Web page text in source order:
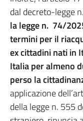
dal decreto-legge
la legge n. 74/
termini per il
ex cittadininati in
Italia per almeno
perso la
applicazione
della legge n. 555